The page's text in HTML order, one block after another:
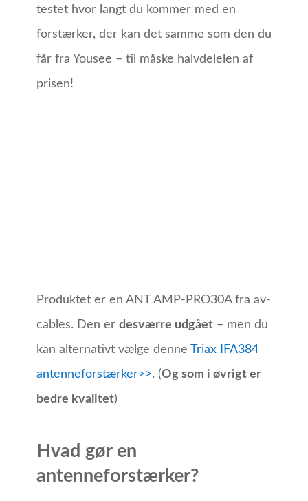
testet hvor langt du kommer med en
forstærker, der kan det samme som den du
får fra Yousee – til måske halvdelelen af
prisen!
Produktet er en ANT AMP-PRO30A fra av-
cables. Den er desværre udgået– men du
kan alternativt vælge denne Triax IFA384
antenneforstærker>>.(Og som i øvrigt er
bedre kvalitet)
Hvad gør en
antenneforstærker?